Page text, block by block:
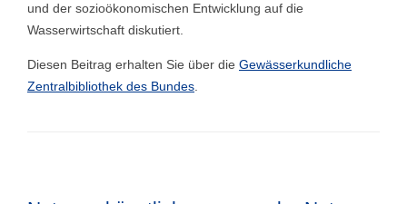
und der sozioökonomischen Entwicklung auf die
Wasserwirtschaft diskutiert.
Diesen Beitrag erhalten Sie über die Gewässerkundliche
Zentralbibliothek des Bundes